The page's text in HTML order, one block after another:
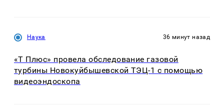
Наука 36 минут назад
«Т Плюс» провела обследование газовой
турбины Новокуйбышевской ТЭЦ-1 с помощью
видеоэндоскопа